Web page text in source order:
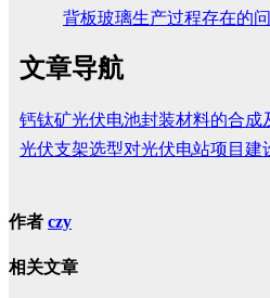
背板玻璃生产过程存在的
文章导航
钙钛矿光伏电池封装材料的合成
光伏支架选型对光伏电站项目建
作者 czy
相关文章